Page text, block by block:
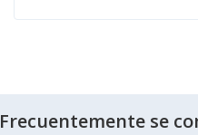
Frecuentemente se